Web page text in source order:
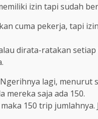
izin tapi sudah
cuma pekerja, tapi
dirata-ratakan
lagi, menurut
mereka saja ada 150.
150 trip